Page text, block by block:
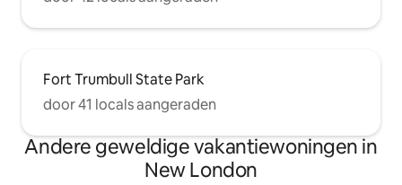
Fort Trumbull State Park
door 41 locals aangeraden
Andere geweldige vakantiewoningen in
New London